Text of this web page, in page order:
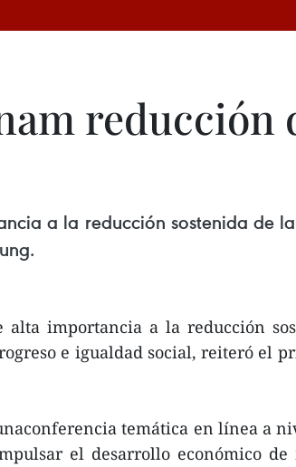
reducción
a la reducción sostenida de
alta importancia a la reducción
e igualdad social, reiteró el
temática en línea a
el desarrollo económico de